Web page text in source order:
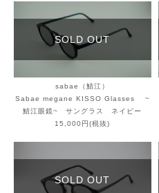
SOLD OUT
sabae（鯖江）
Sabae megane KISSO Glasses ~
鯖江眼鏡~ サングラス ネイビー
15,000円(税抜)
SOLD OUT